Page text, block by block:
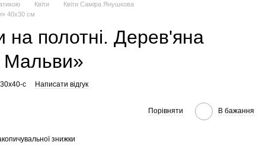
Квіти
Квіти Саміра Янушкова
40х30 см
на полотні. Дерев'яна
Мальви»
c Написати відгук
Порівняти В бажання
знижки